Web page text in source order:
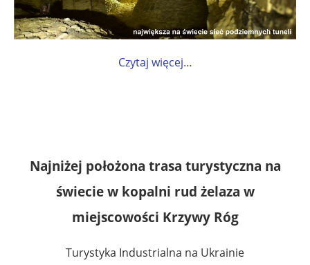
Czytaj więcej…
Najniżej położona trasa turystyczna na
świecie w kopalni rud żelaza w
miejscowości Krzywy Róg
Turystyka Industrialna na Ukrainie